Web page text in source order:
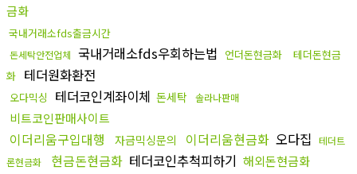
금화
국내거래소fds출금시간
돈세탁안전업체 국내거래소fds우회하는법 언더돈현금화
테더돈현금
화 테더원화환전
오다믹싱 테더코인계좌이체 돈세탁 솔라나판매
비트코인판매사이트
이더리움구입대행 자금믹싱문의 이더리움현금화 오다집 테더트
론현금화
현금돈현금화 테더코인추척피하기 해외돈현금화